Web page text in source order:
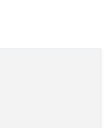
下午3:29